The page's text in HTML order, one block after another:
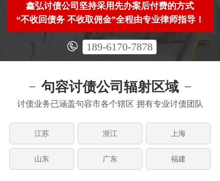
鑫弘讨债公司坚持采用先办案后付费的方式
“不收回债务 不收取佣金”全程由专业律师指导！
189-6170-7878
句容讨债公司辐射区域
讨债业务已涵盖句容市各个辖区 拥有专业讨债团队
江苏 浙江 上海
山东 广东 福建